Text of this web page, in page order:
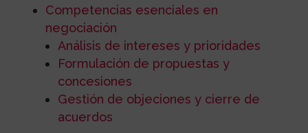
Competencias esenciales en
negociación
Análisis de intereses y prioridades
Formulación de propuestas y
concesiones
Gestión de objeciones y cierre de
acuerdos